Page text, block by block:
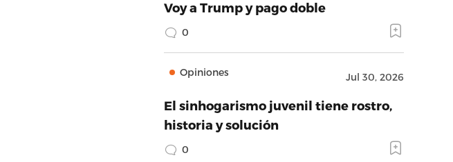
Voy a Trump y pago doble
0
Opiniones Jul 30, 2026
El sinhogarismo juvenil tiene rostro,
historia y solución
0